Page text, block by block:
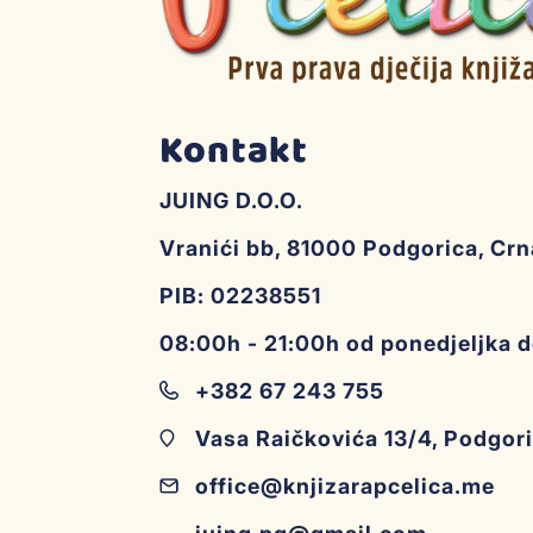
Patroni za naliv pero
Mine grafitne
Računaljka
Ljepila i korektori
Blokovi
Naliv pera
Tuševi i perca
Kartoni i papiri
Kontakt
JUING D.O.O.
Vranići bb, 81000 Podgorica,
PIB: 02238551
08:00h - 21:00h od ponedjeljka
+382 67 243 755
Vasa Raičkovića 13/4,
office@knjizarapcelica.me